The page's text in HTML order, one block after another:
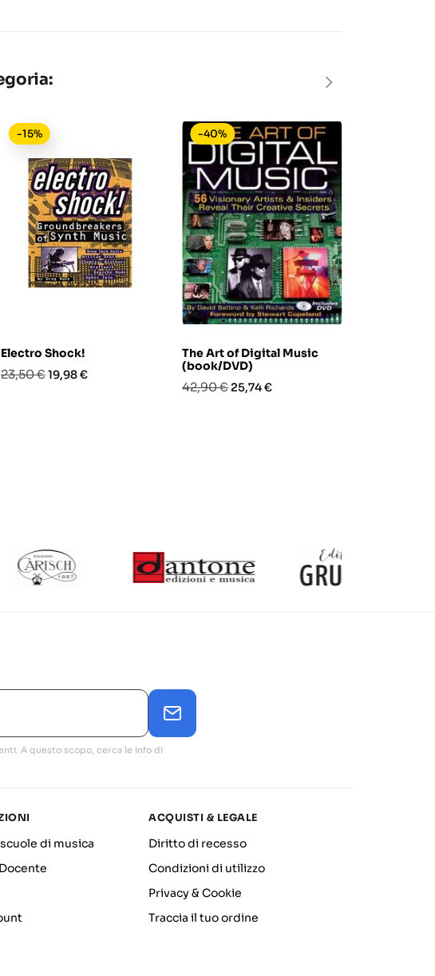
Electro Shock!
Prezzo
23,50 €Prezzo
19,98 €
-15%
The Art of Digital Music
(book/DVD)
Prezzo
42,90 €Prezzo
25,74 €
-40%
A questo scopo, cerca le info di
di musica
ACQUISTI & LEGALE
Diritto di recesso
Condizioni di utilizzo
Privacy & Cookie
Traccia il tuo ordine